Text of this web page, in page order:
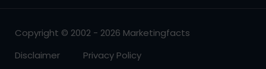
Copyright © 2002 - 2026 Marketingfacts
Disclaimer
Privacy Policy